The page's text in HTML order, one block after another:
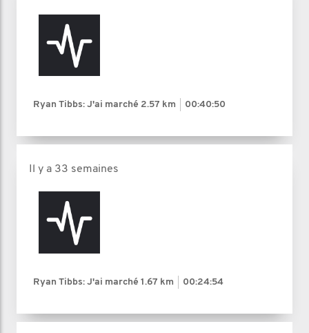
Ryan Tibbs: J'ai marché 2.57 km 00:40:50
Il y a 33 semaines
Ryan Tibbs: J'ai marché 1.67 km 00:24:54